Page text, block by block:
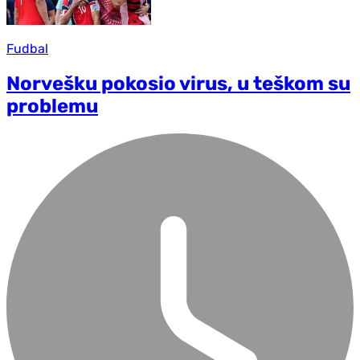
Fudbal
Norvešku pokosio virus, u teškom su
problemu